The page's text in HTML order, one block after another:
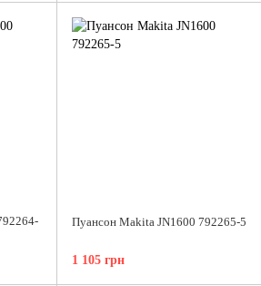
Пуансон Makita JN1600 792265-5
1 105 грн